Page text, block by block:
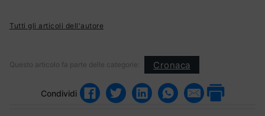
Tutti gli articoli dell'autore
Questo articolo fa parte delle categorie: Cronaca
Condividi